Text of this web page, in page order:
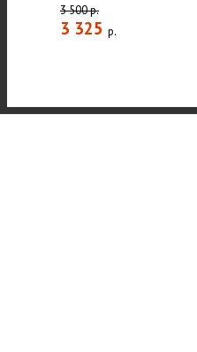
3 500 р.
3 325 р.